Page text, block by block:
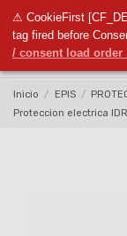
⚠ CookieFirst
tag fired before
/ consent load
Inicio EPIS
Proteccion electrica